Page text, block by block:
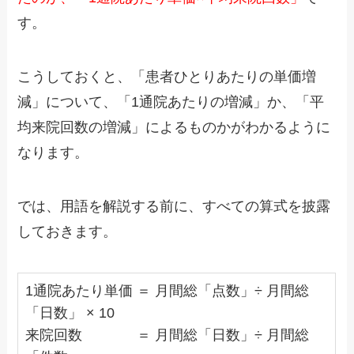
す。
こうしておくと、「患者ひとりあたりの単価増
減」について、「1通院あたりの増減」か、「平
均来院回数の増減」によるものかがわかるように
なります。
では、用語を解説する前に、すべての算式を披露
しておきます。
1通院あたり単価 ＝ 月間総「点数」÷ 月間総
「日数」 × 10
来院回数 ＝ 月間総「日数」÷ 月間総